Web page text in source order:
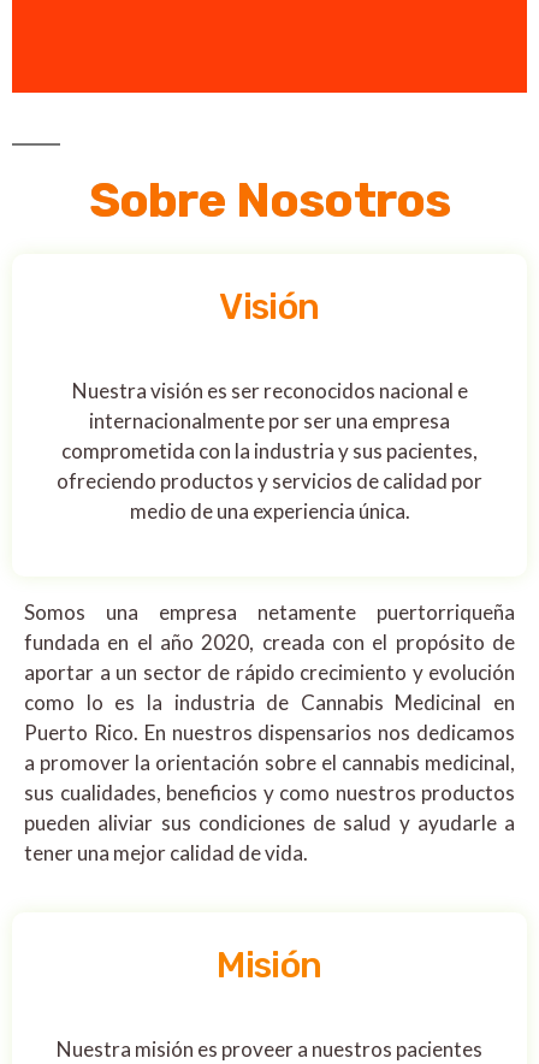
Sobre Nosotros
Visión
Nuestra visión es ser reconocidos nacional e
internacionalmente por ser una empresa
comprometida con la industria y sus pacientes,
ofreciendo productos y servicios de calidad por
medio de una experiencia única.
Somos una empresa netamente puertorriqueña
fundada en el año 2020, creada con el propósito de
aportar a un sector de rápido crecimiento y evolución
como lo es la industria de Cannabis Medicinal en
Puerto Rico. En nuestros dispensarios nos dedicamos
a promover la orientación sobre el cannabis medicinal,
sus cualidades, beneficios y como nuestros productos
pueden aliviar sus condiciones de salud y ayudarle a
tener una mejor calidad de vida.
Misión
Nuestra misión es proveer a nuestros pacientes